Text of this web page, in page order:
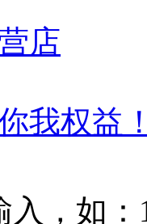
店
我权益
，如：